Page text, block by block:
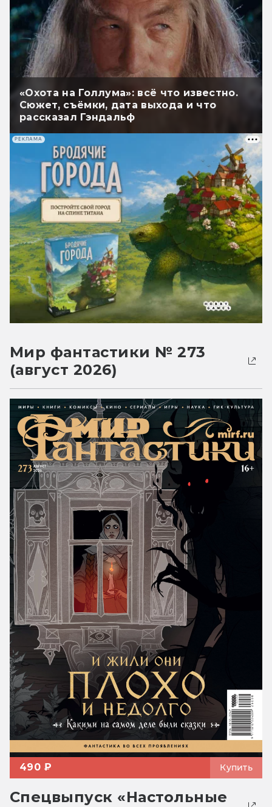
«Охота на Голлума»: всё что известно.
Сюжет, съёмки, дата выхода и что
рассказал Гэндальф
РЕКЛАМА
Мир фантастики № 273
(август 2026)
490 ₽ Купить
Спецвыпуск «Настольные